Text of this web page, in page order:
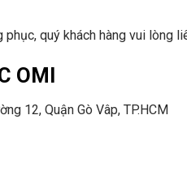
quý khách hàng vui lòng
OMI
12, Quận Gò Vâp, TP.HCM